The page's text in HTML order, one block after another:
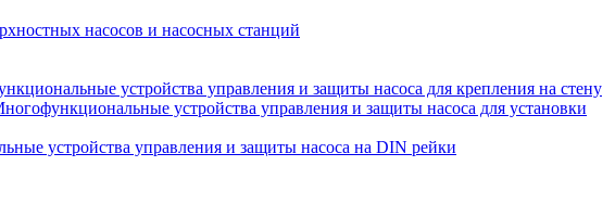
насосов и насосных станций
устройства управления и защиты насоса для крепления на стену
устройства управления и защиты насоса для установки
устройства управления и защиты насоса на DIN рейки